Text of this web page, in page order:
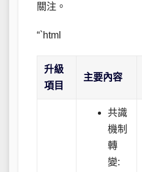
關注。
“`html
升級
項目
主要內容
共識
機制
轉
變: